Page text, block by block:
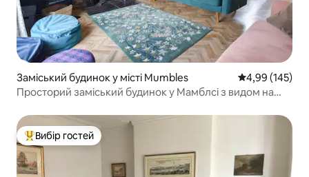
Заміський будинок у місті Mumbles Середня
4,99 (145)
Просторий заміський будинок у Мамблсі з видом на
Топ вибір гостей
Вибір гостей